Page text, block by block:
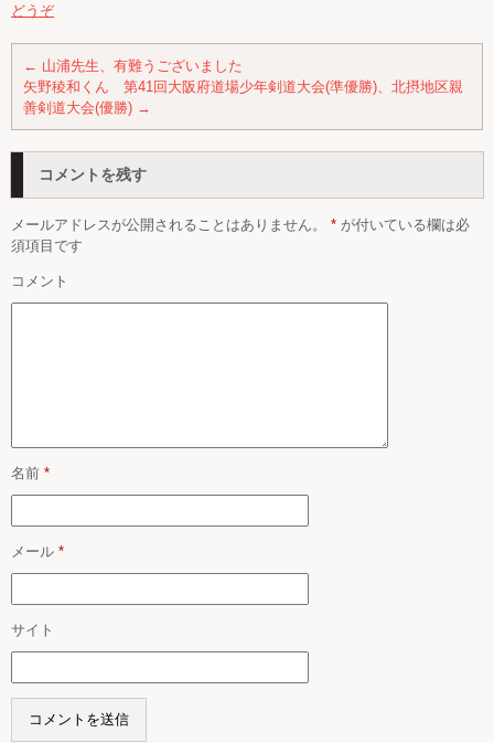
どうぞ
← 山浦先生、有難うございました
矢野稜和くん 第41回大阪府道場少年剣道大会(準優勝)、北摂地区親
善剣道大会(優勝) →
コメントを残す
メールアドレスが公開されることはありません。 * が付いている欄は必
須項目です
コメント
名前 *
メール *
サイト